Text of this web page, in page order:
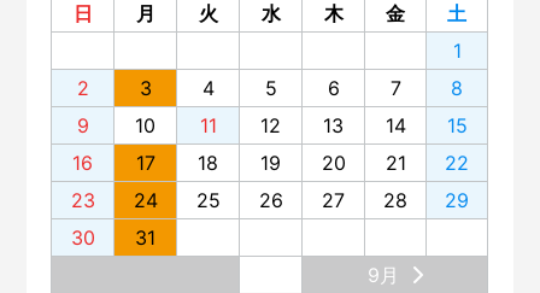
日 月 火 水 木 金
土
1
2
3 4 5 6 7
8
9
10 11 12 13 14
15
16
17 18 19 20 21
22
23
24 25 26 27 28
29
30
31
9月